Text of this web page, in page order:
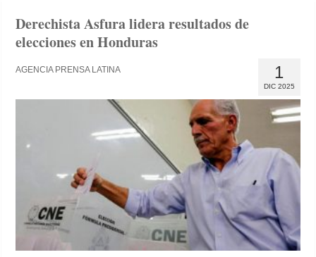
Derechista Asfura lidera resultados de
elecciones en Honduras
1
DIC 2025
AGENCIA PRENSA LATINA